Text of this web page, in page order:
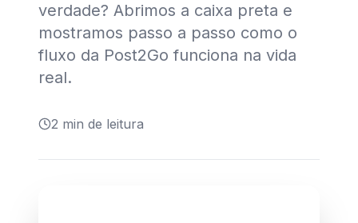
verdade? Abrimos a caixa preta e
mostramos passo a passo como o
fluxo da Post2Go funciona na vida
real.
2 min de leitura